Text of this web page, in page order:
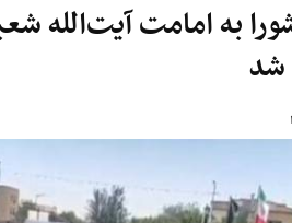
به امامت آیت‌الله
شد